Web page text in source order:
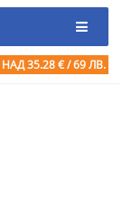
НАД 35.28 € / 69 ЛВ.